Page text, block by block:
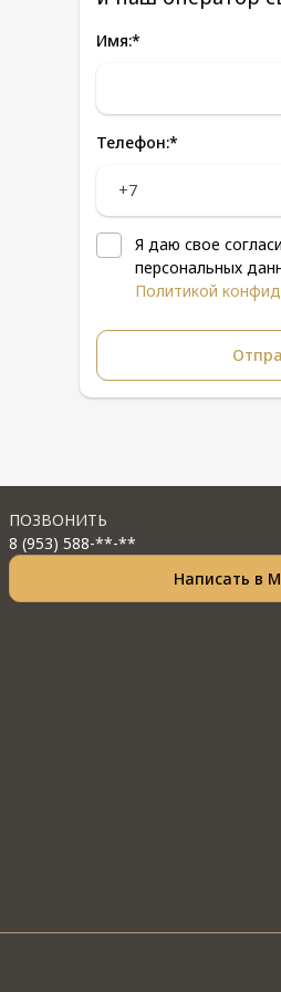
Имя:*
Телефон:*
Я даю свое
персональных
Политикой
ПОЗВОНИТЬ
8 (953) 588-**-**
Написать в